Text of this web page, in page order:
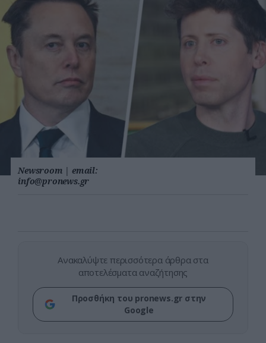
Newsroom | email:
info@pronews.gr
Ανακαλύψτε περισσότερα άρθρα στα
αποτελέσματα αναζήτησης
Προσθήκη του pronews.gr στην
Google